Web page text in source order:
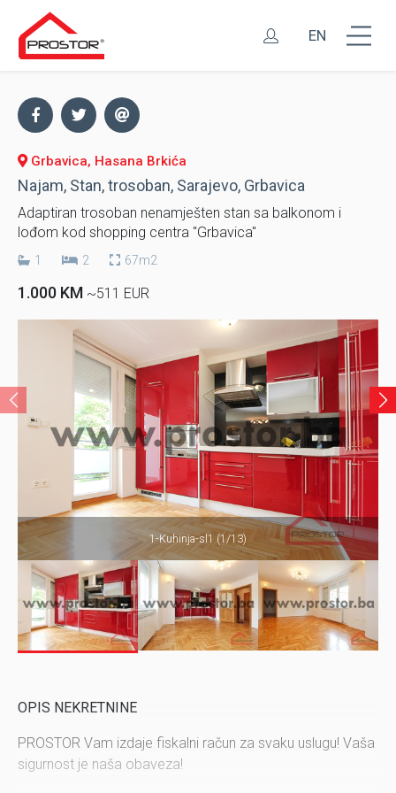
EN
Grbavica, Hasana Brkića
Najam, Stan, trosoban, Sarajevo, Grbavica
Adaptiran trosoban nenamješten stan sa balkonom i
lođom kod shopping centra "Grbavica"
1 2 67m2
1.000 KM ~511 EUR
1-Kuhinja-sl1 (1/13)
OPIS NEKRETNINE
PROSTOR Vam izdaje fiskalni račun za svaku uslugu! Vaša
sigurnost je naša obaveza!